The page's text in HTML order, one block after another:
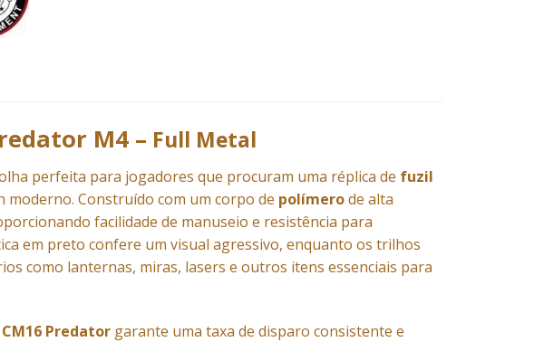
M4 – Full Metal
perfeita para jogadores que procuram uma réplica de fuzil
moderno. Construído com um corpo de polímerode alta
facilidade de manuseio e resistência para
em preto confere um visual agressivo, enquanto os trilhos
como lanternas, miras, lasers e outros itens essenciais para
CM16 Predatorgarante uma taxa de disparo consistente e